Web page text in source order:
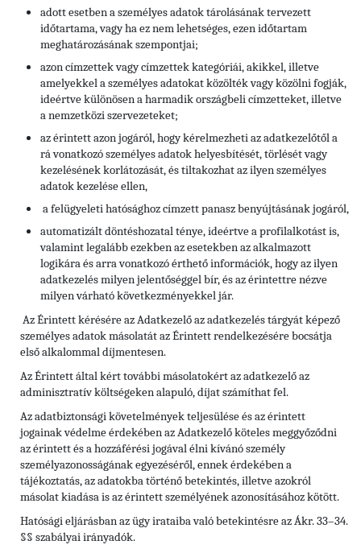
adott esetben a személyes adatok tárolásának tervezett
időtartama, vagy ha ez nem lehetséges, ezen időtartam
meghatározásának szempontjai;
azon címzettek vagy címzettek kategóriái, akikkel, illetve
amelyekkel a személyes adatokat közölték vagy közölni fogják,
ideértve különösen a harmadik országbeli címzetteket, illetve
a nemzetközi szervezeteket;
az érintett azon jogáról, hogy kérelmezheti az adatkezelőtől a
rá vonatkozó személyes adatok helyesbítését, törlését vagy
kezelésének korlátozását, és tiltakozhat az ilyen személyes
adatok kezelése ellen,
a felügyeleti hatósághoz címzett panasz benyújtásának jogáról,
automatizált döntéshozatal ténye, ideértve a profilalkotást is,
valamint legalább ezekben az esetekben az alkalmazott
logikára és arra vonatkozó érthető információk, hogy az ilyen
adatkezelés milyen jelentőséggel bír, és az érintettre nézve
milyen várható következményekkel jár.
Az Érintett kérésére az Adatkezelő az adatkezelés tárgyát képező
személyes adatok másolatát az Érintett rendelkezésére bocsátja
első alkalommal díjmentesen.
Az Érintett által kért további másolatokért az adatkezelő az
adminisztratív költségeken alapuló, díjat számíthat fel.
Az adatbiztonsági követelmények teljesülése és az érintett
jogainak védelme érdekében az Adatkezelő köteles meggyőződni
az érintett és a hozzáférési jogával élni kívánó személy
személyazonosságának egyezéséről, ennek érdekében a
tájékoztatás, az adatokba történő betekintés, illetve azokról
másolat kiadása is az érintett személyének azonosításához kötött.
Hatósági eljárásban az ügy irataiba való betekintésre az Ákr. 33–34.
§§ szabályai irányadók.